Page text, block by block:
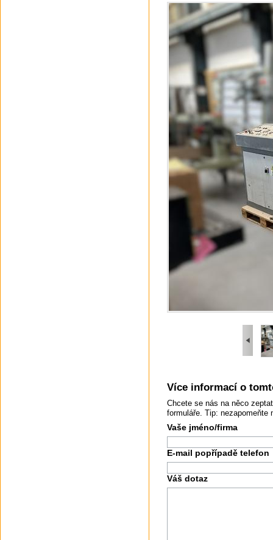
Více informací o
Chcete se nás na něco
formuláře. Tip:
Vaše jméno/firma
E-mail popřípadě telefon
Váš dotaz